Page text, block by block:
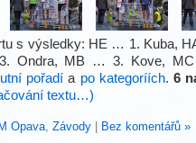
s výsledky: HE … 1. Kuba,
Ondra, MB … 3. Kove,
pořadí a po kategoríích. 6
textu…)
Opava, Závody Bez komentářů »